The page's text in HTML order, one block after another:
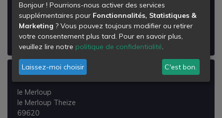
69380
Chazay-d'Azergues
Voir les détails de laDéchetterie Chazay-d'azergues
Déchetterie Theize
le Merloup
le Merloup Theize
69620
Bonjour ! Pourrions-nous activer des services
supplémentaires pour Fonctionnalités, Statistiques &
Marketing ? Vous pouvez toujours modifier ou retirer
votre consentement plus tard. Pour en savoir plus,
veuillez lire notre politique de confidentialité.
Laissez-moi choisir C'est bon.